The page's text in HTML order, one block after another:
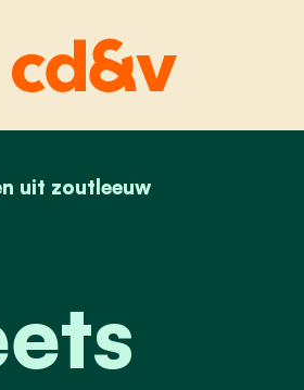
uit zoutleeuw